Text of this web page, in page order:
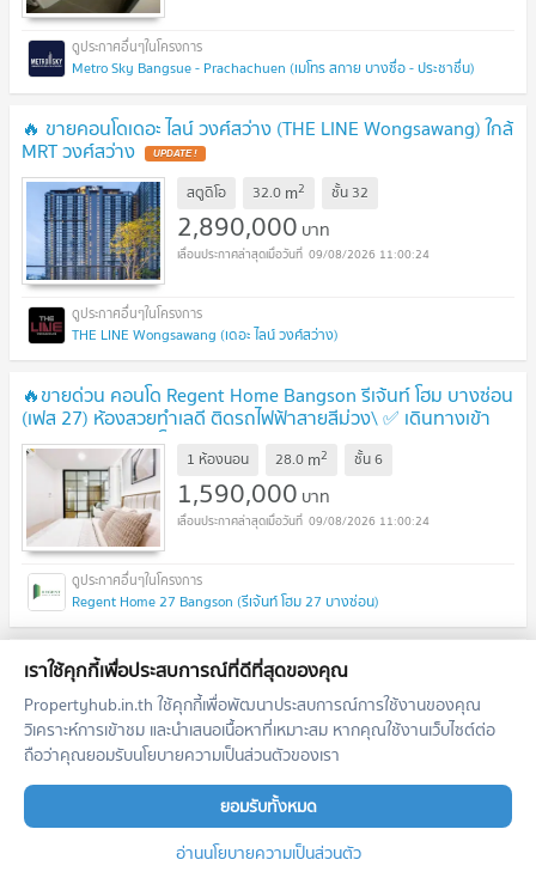
Metro Sky Bangsue - Prachachuen (เมโทร สกาย บางซื่อ - ประชาชื่น)
🔥 ขายคอนโดเดอะ ไลน์ วงศ์สว่าง (THE LINE Wongsawang) ใกล้
MRT วงศ์สว่าง UPDATE !
สตูดิโอ 32.0 m2 ชั้น 32
2,890,000 บาท
09/08/2026 11:00:24
THE LINE Wongsawang (เดอะ ไลน์ วงศ์สว่าง)
🔥ขายด่วน คอนโด Regent Home Bangson รีเจ้นท์ โฮม บางซ่อน
(เฟส 27) ห้องสวยทำเลดี ติดรถไฟฟ้าสายสีม่วง\ ✅ เดินทางเข้า
เมืองสะดวก ฟรีค่าโอนทุกรายการ!
1 ห้องนอน 28.0 m2 ชั้น6
1,590,000 บาท
09/08/2026 11:00:24
Regent Home 27 Bangson (รีเจ้นท์ โฮม 27 บางซ่อน)
✅ ขายคอนโด ห้องแต่งใหม่ เฟอร์ครบ ติดรถไฟฟ้า MRT บางซ่อน
✅ Regent Home Bangson Phase 27 - รีเจ้นท์ โฮม บางซ่อน เฟส
27 UPDATE !
1 ห้องนอน 28.5 m2 ชั้น14
1,590,000บาท
09/08/2026 11:00:24
เราใช้คุกกี้เพื่อประสบการณ์ที่ดีที่สุดของคุณ
Propertyhub.in.th ใช้คุกกี้เพื่อพัฒนาประสบการณ์การใช้งานของคุณ
วิเคราะห์การเข้าชม และนำเสนอเนื้อหาที่เหมาะสม หากคุณใช้งานเว็บไซต์ต่อ
ถือว่าคุณยอมรับนโยบายความเป็นส่วนตัวของเรา
ยอมรับทั้งหมด
อ่านนโยบายความเป็นส่วนตัว